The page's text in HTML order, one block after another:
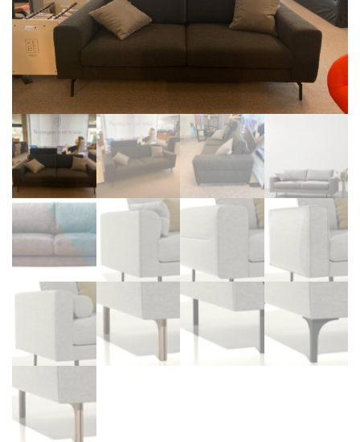
BIBLIOTHÈQUE
TABLE BASSE
CANAPÉS
SALLES À MANGER
CHAISES
TABLES
BAHUT
LITERIE
CONVERTIBLE
MATELAS
LITS RELEVABLES
CADRES DE LIT
LITS FIXES
MEUBLES DE COMPLÉMENT